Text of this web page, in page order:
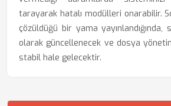
tarayarak hatalı modülleri onarabilir.
çözüldüğü bir yama
olarak güncellenecek ve dosya
stabil hale gelecektir.